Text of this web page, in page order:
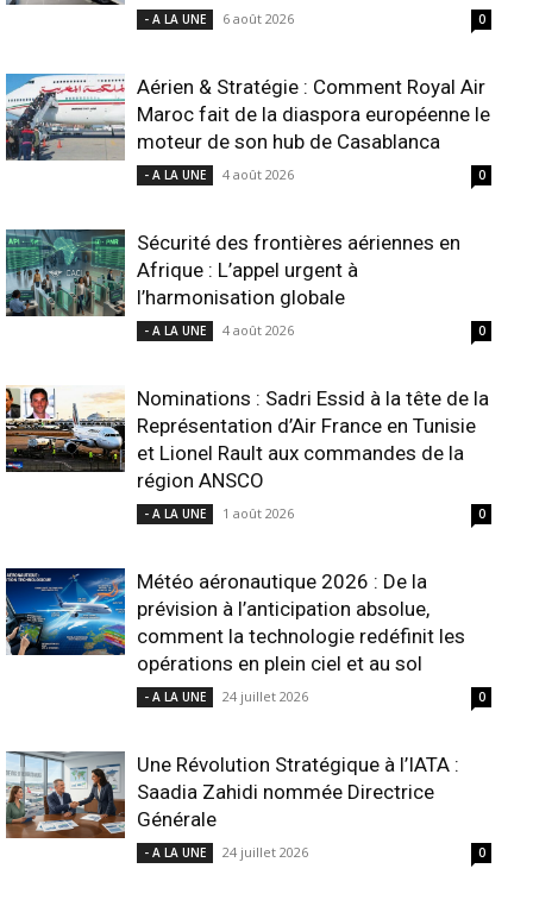
- A LA UNE 6 août 2026 0
Aérien & Stratégie : Comment Royal Air
Maroc fait de la diaspora européenne le
moteur de son hub de Casablanca
- A LA UNE 4 août 2026 0
Sécurité des frontières aériennes en
Afrique : L’appel urgent à
l’harmonisation globale
- A LA UNE 4 août 2026 0
Nominations : Sadri Essid à la tête de la
Représentation d’Air France en Tunisie
et Lionel Rault aux commandes de la
région ANSCO
- A LA UNE 1 août 2026 0
Météo aéronautique 2026 : De la
prévision à l’anticipation absolue,
comment la technologie redéfinit les
opérations en plein ciel et au sol
- A LA UNE 24 juillet 2026 0
Une Révolution Stratégique à l’IATA :
Saadia Zahidi nommée Directrice
Générale
- A LA UNE 24 juillet 2026 0